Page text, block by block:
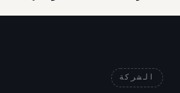
الشركة